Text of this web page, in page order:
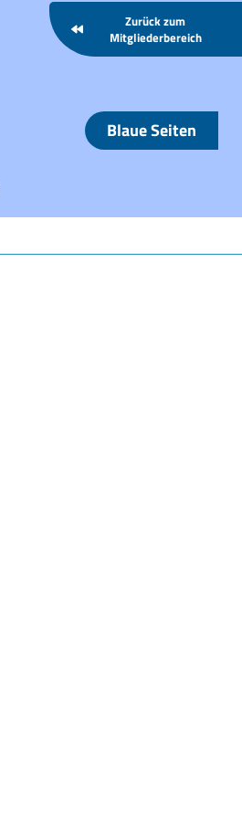
Zurück zum
Mitgliederbereich
Blaue Seiten